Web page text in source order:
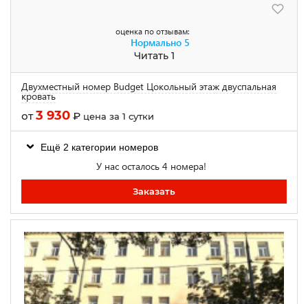
оценка по отзывам:
Нормально 5
Читать 1
Двухместный номер Budget Цокольный этаж двуспальная
кровать
от3 930 ₽ цена за 1 сутки
Ещё 2 категории номеров
У нас осталось 4 номера!
Заказать